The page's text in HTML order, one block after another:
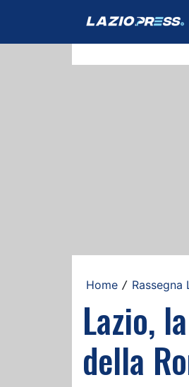
Home / Rassegna
Lazio,
della